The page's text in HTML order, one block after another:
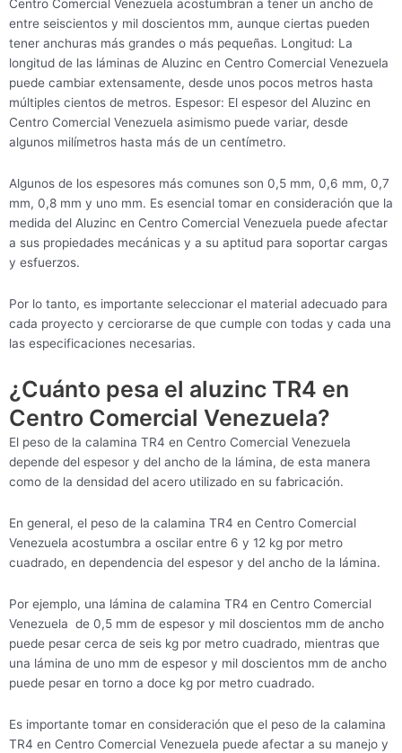
Centro Comercial Venezuela acostumbran a tener un ancho de
entre seiscientos y mil doscientos mm, aunque ciertas pueden
tener anchuras más grandes o más pequeñas. Longitud: La
longitud de las láminas de Aluzinc en Centro Comercial Venezuela
puede cambiar extensamente, desde unos pocos metros hasta
múltiples cientos de metros. Espesor: El espesor del Aluzinc en
Centro Comercial Venezuela asimismo puede variar, desde
algunos milímetros hasta más de un centímetro.
Algunos de los espesores más comunes son 0,5 mm, 0,6 mm, 0,7
mm, 0,8 mm y uno mm. Es esencial tomar en consideración que la
medida del Aluzinc en Centro Comercial Venezuela puede afectar
a sus propiedades mecánicas y a su aptitud para soportar cargas
y esfuerzos.
Por lo tanto, es importante seleccionar el material adecuado para
cada proyecto y cerciorarse de que cumple con todas y cada una
las especificaciones necesarias.
¿Cuánto pesa el aluzinc TR4 en
Centro Comercial Venezuela?
El peso de la calamina TR4 en Centro Comercial Venezuela
depende del espesor y del ancho de la lámina, de esta manera
como de la densidad del acero utilizado en su fabricación.
En general, el peso de la calamina TR4 en Centro Comercial
Venezuela acostumbra a oscilar entre 6 y 12 kg por metro
cuadrado, en dependencia del espesor y del ancho de la lámina.
Por ejemplo, una lámina de calamina TR4 en Centro Comercial
Venezuela de 0,5 mm de espesor y mil doscientos mm de ancho
puede pesar cerca de seis kg por metro cuadrado, mientras que
una lámina de uno mm de espesor y mil doscientos mm de ancho
puede pesar en torno a doce kg por metro cuadrado.
Es importante tomar en consideración que el peso de la calamina
TR4 en Centro Comercial Venezuela puede afectar a su manejo y